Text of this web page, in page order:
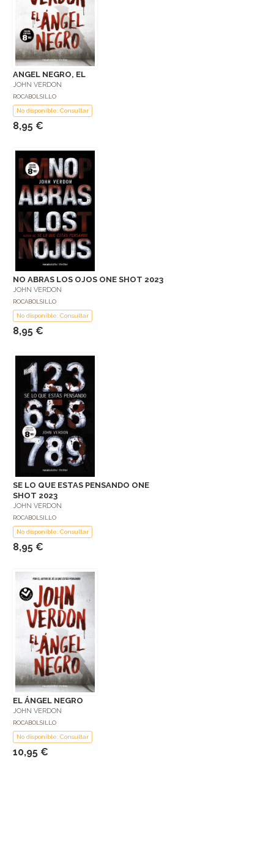
ANGEL NEGRO, EL
JOHN VERDON
ROCABOLSILLO
No disponible: Consultar
8,95 €
NO ABRAS LOS OJOS ONE SHOT 2023
JOHN VERDON
ROCABOLSILLO
No disponible: Consultar
8,95 €
SE LO QUE ESTAS PENSANDO ONE
SHOT 2023
JOHN VERDON
ROCABOLSILLO
No disponible: Consultar
8,95 €
EL ÁNGEL NEGRO
JOHN VERDON
ROCABOLSILLO
No disponible: Consultar
10,95 €